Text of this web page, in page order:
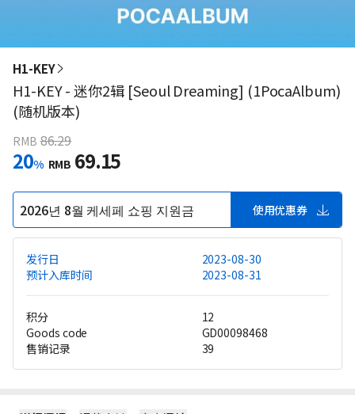
H1-KEY
H1-KEY - 迷你2辑 [Seoul Dreaming] (1PocaAlbum)
(随机版本)
RMB 86.29
20% RMB 69.15
2026년 8월 케세페 쇼핑 지원금 使用优惠券
发行日
2023-08-30
预计入库时间
2023-08-31
积分
12
Goods code
GD00098468
售销记录
39